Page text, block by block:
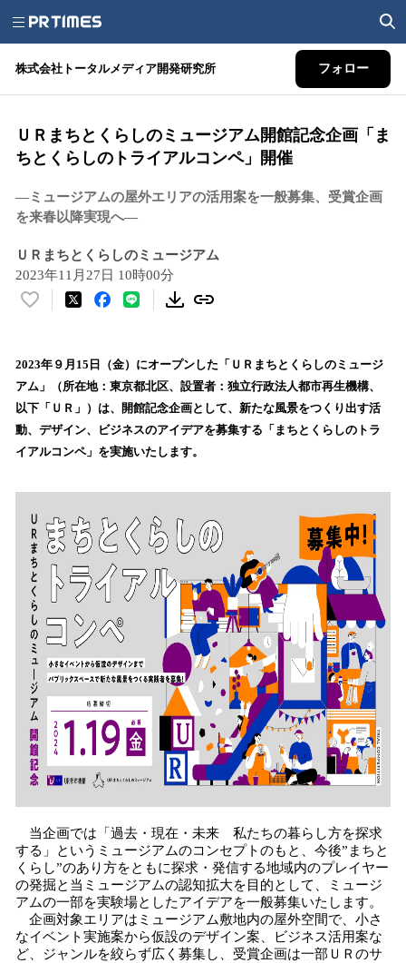
株式会社トータルメディア開発研究所 フォロー
ＵＲまちとくらしのミュージアム開館記念企画「ま
ちとくらしのトライアルコンペ」開催
―ミュージアムの屋外エリアの活用案を一般募集、受賞企画
を来春以降実現へ―
ＵＲまちとくらしのミュージアム
2023年11月27日 10時00分
い
！
数
を
読
込
で
す
2023年９月15日（金）にオープンした「ＵＲまちとくらしのミュージ
アム」（所在地：東京都北区、設置者：独立行政法人都市再生機構、
以下「ＵＲ」）は、開館記念企画として、新たな風景をつくり出す活
動、デザイン、ビジネスのアイデアを募集する「まちとくらしのトラ
イアルコンペ」を実施いたします。
当企画では「過去・現在・未来 私たちの暮らし方を探求
する」というミュージアムのコンセプトのもと、今後”まちと
くらし”のあり方をともに探求・発信する地域内のプレイヤー
の発掘と当ミュージアムの認知拡大を目的として、ミュージ
アムの一部を実験場としたアイデアを一般募集いたします。
企画対象エリアはミュージアム敷地内の屋外空間で、小さ
なイベント実施案から仮設のデザイン案、ビジネス活用案な
ど、ジャンルを絞らず広く募集し、受賞企画は一部ＵＲのサ